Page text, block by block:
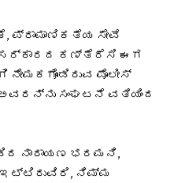
ಸೇವೆ
ಕಣ್ತೆರೆಸಿ ಈಗ
ಪೊಲೀಸ್
ಸಂಘಟನೆ ವತಿಯಿಂದ
ನಾರಾಯಣ ಭರಮನಿ,
ಇಟ್ಟಿರುವಿರಿ, ನಿಮ್ಮ